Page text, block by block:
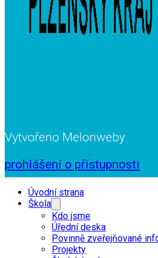
Vytvořeno Melonweby
prohlášení o přístupnosti
Úvodní strana
Škola
Kdo jsme
Úřední deska
Povinně zveřejňované
Projekty